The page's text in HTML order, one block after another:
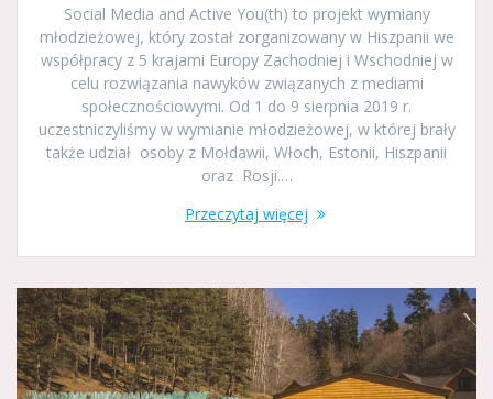
Social Media and Active You(th) to projekt wymiany
młodzieżowej, który został zorganizowany w Hiszpanii we
współpracy z 5 krajami Europy Zachodniej i Wschodniej w
celu rozwiązania nawyków związanych z mediami
społecznościowymi. Od 1 do 9 sierpnia 2019 r.
uczestniczyliśmy w wymianie młodzieżowej, w której brały
także udział osoby z Mołdawii, Włoch, Estonii, Hiszpanii
oraz Rosji.…
Przeczytaj więcej